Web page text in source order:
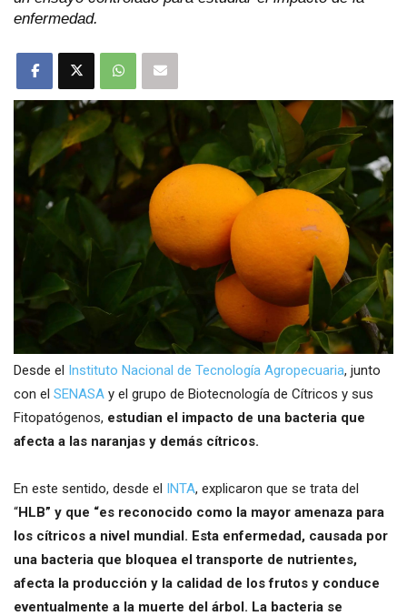
enfermedad.
Desde el Instituto Nacional de Tecnología Agropecuaria, junto
con el SENASA y el grupo de Biotecnología de Cítricos y sus
Fitopatógenos, estudian el impacto de una bacteria que
afecta a las naranjas y demás cítricos.
En este sentido, desde el INTA, explicaron que se trata del
“HLB” y que “es reconocido como la mayor amenaza para
los cítricos a nivel mundial. Esta enfermedad, causada por
una bacteria que bloquea el transporte de nutrientes,
afecta la producción y la calidad de los frutos y conduce
eventualmente a la muerte del árbol. La bacteria se